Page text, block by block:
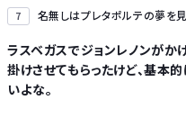
7 名無しはプレタポルテの夢を
ラスベガスでジョンレノンがか
掛けさせてもらったけど、基本
いよな。